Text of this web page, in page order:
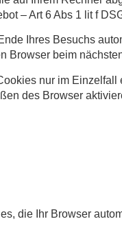
– Art 6 Abs 1 lit f
Ihres Besuchs
Browser beim
nur im
des Browser
die Ihr Browser